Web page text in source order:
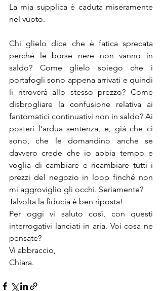
La mia supplica è caduta miseramente
nel vuoto.
Chi glielo dice che è fatica sprecata
perché le borse nere non vanno in
saldo? Come glielo spiego che i
portafogli sono appena arrivati e quindi
li ritroverà allo stesso prezzo? Come
disbrogliare la confusione relativa ai
fantomatici continuativi non in saldo? Ai
posteri l’ardua sentenza, e, già che ci
sono, che le domandino anche se
davvero crede che io abbia tempo e
voglia di cambiare e ricambiare tutti i
prezzi del negozio in loop finché non
mi aggroviglio gli occhi. Seriamente?
Talvolta la fiducia è ben riposta!
Per oggi vi saluto così, con questi
interrogativi lanciati in aria. Voi cosa ne
pensate?
Vi abbraccio,
Chiara.